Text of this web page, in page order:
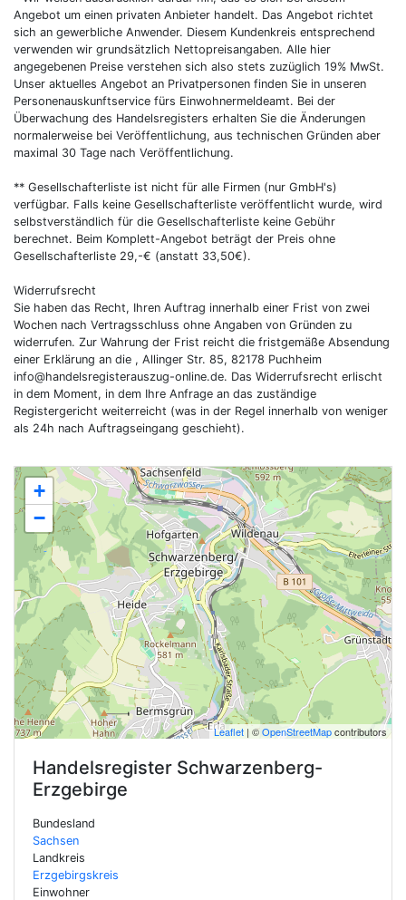
+
−
Leaflet | ©OpenStreetMapcontributors
Handelsregister Schwarzenberg-
Erzgebirge
Bundesland
Sachsen
Landkreis
Erzgebirgskreis
Einwohner
Angebot um einen privaten Anbieter handelt. Das Angebot richtet
sich an gewerbliche Anwender. Diesem Kundenkreis entsprechend
verwenden wir grundsätzlich Nettopreisangaben. Alle hier
angegebenen Preise verstehen sich also stets zuzüglich 19% MwSt.
Unser aktuelles Angebot an Privatpersonen finden Sie in unseren
Personenauskunftservice fürs Einwohnermeldeamt. Bei der
Überwachung des Handelsregisters erhalten Sie die Änderungen
normalerweise bei Veröffentlichung, aus technischen Gründen aber
maximal 30 Tage nach Veröffentlichung.
** Gesellschafterliste ist nicht für alle Firmen (nur GmbH's)
verfügbar. Falls keine Gesellschafterliste veröffentlicht wurde, wird
selbstverständlich für die Gesellschafterliste keine Gebühr
berechnet. Beim Komplett-Angebot beträgt der Preis ohne
Gesellschafterliste 29,-€ (anstatt 33,50€).
Widerrufsrecht
Sie haben das Recht, Ihren Auftrag innerhalb einer Frist von zwei
Wochen nach Vertragsschluss ohne Angaben von Gründen zu
widerrufen. Zur Wahrung der Frist reicht die fristgemäße Absendung
einer Erklärung an die , Allinger Str. 85, 82178 Puchheim
info@handelsregisterauszug-online.de. Das Widerrufsrecht erlischt
in dem Moment, in dem Ihre Anfrage an das zuständige
Registergericht weiterreicht (was in der Regel innerhalb von weniger
als 24h nach Auftragseingang geschieht).